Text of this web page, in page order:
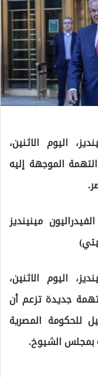
اليوم الاثنين،
الموجهة إليه
مينينديز
اليوم الاثنين،
جديدة تزعم أن
للحكومة المصرية
بمجلس الشيوخ.